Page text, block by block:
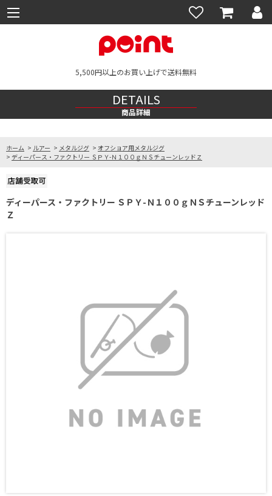
5,500円以上のお買い上げで送料無料
DETAILS
商品詳細
ホーム > ルアー > メタルジグ > オフショア用メタルジグ
> ディーパース・ファクトリー ＳＰＹ-Ｎ１００ｇＮＳチューンレッドＺ
ディーパース・ファクトリー ＳＰＹ-Ｎ１００ｇＮＳチューンレッド
Ｚ